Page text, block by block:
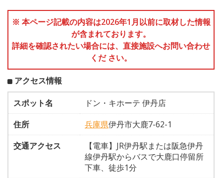
※ 本ページ記載の内容は2026年1月以前に取材した情報
が含まれております。
詳細を確認されたい場合には、直接施設へお問い合わせ
くだ さい。
アクセス情報
スポット名
ドン・キホーテ 伊丹店
住所
兵庫県伊丹市大鹿7-62-1
交通アクセス
【電車】JR伊丹駅または阪急伊丹
線伊丹駅からバスで大鹿口停留所
下車、徒歩1分